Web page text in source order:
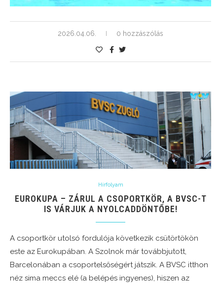
2026.04.06. 0 hozzászólás
Hírfolyam
EUROKUPA – ZÁRUL A CSOPORTKÖR, A BVSC-T
IS VÁRJUK A NYOLCADDÖNTŐBE!
A csoportkör utolsó fordulója következik csütörtökön
este az Eurokupában. A Szolnok már továbbjutott,
Barcelonában a csoportelsőségért játszik. A BVSC itthon
néz sima meccs elé (a belépés ingyenes), hiszen az